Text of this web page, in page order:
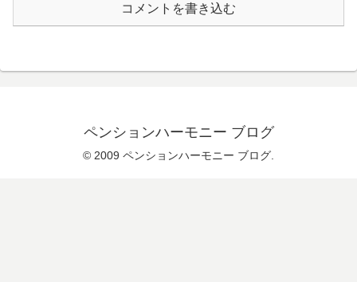
コメントを書き込む
ペンションハーモニー ブログ
© 2009 ペンションハーモニー ブログ.